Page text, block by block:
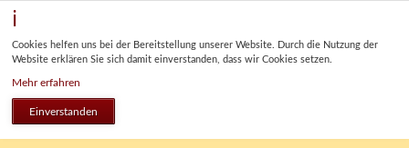
Cookies helfen uns bei der Bereitstellung unserer Website. Durch die Nutzung der
Website erklären Sie sich damit einverstanden, dass wir Cookies setzen.
Mehr erfahren
Einverstanden